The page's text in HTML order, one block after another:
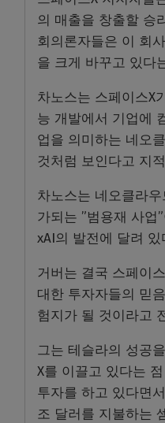
의 매출을 창출할 승
회의론자들은 이 회
을 크게 바꾸고 있다
차노스는 스페이스X
능 개발에서 기업에
업을 의미하는 네오
것처럼 보인다고 지
차노스는 네오클라
가되는 ”범용재 사업
xAI의 발전에 달려 있
거버는 결국 스페이
대한 투자자들의 믿
험지가 될 것이라고
그는 테슬라의 성공
X를 이끌고 있다는
투자를 하고 있다면
조 달러를 지불하는